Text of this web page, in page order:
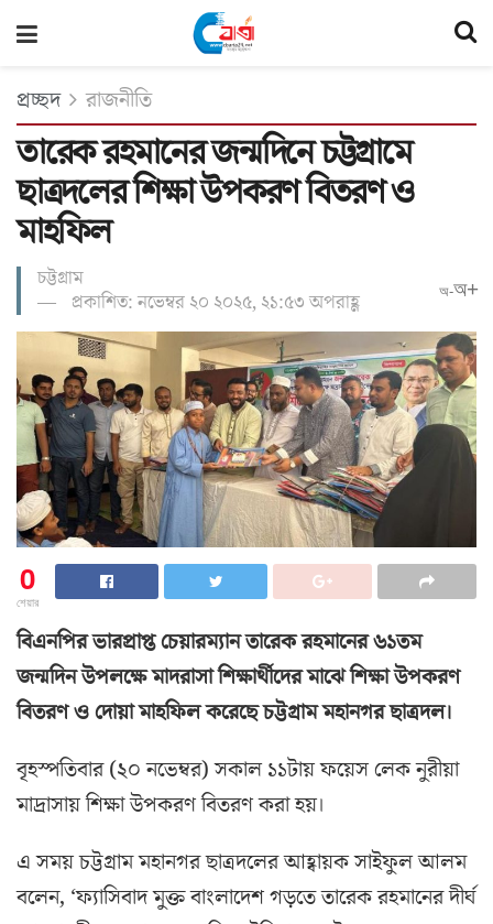
প্রচ্ছদ রাজনীতি
তারেক রহমানের জন্মদিনে চট্টগ্রামে
ছাত্রদলের শিক্ষা উপকরণ বিতরণ ও
মাহফিল
চট্টগ্রাম
প্রকাশিত: নভেম্বর ২০ ২০২৫, ২১:৫৩ অপরাহ্ণ
অ-অ+
0
শেয়ার
বিএনপির ভারপ্রাপ্ত চেয়ারম্যান তারেক রহমানের ৬১তম
জন্মদিন উপলক্ষে মাদরাসা শিক্ষার্থীদের মাঝে শিক্ষা উপকরণ
বিতরণ ও দোয়া মাহফিল করেছে চট্টগ্রাম মহানগর ছাত্রদল।
বৃহস্পতিবার (২০ নভেম্বর) সকাল ১১টায় ফয়েস লেক নুরীয়া
মাদ্রাসায় শিক্ষা উপকরণ বিতরণ করা হয়।
এ সময় চট্টগ্রাম মহানগর ছাত্রদলের আহ্বায়ক সাইফুল আলম
বলেন, ‘ফ্যাসিবাদ মুক্ত বাংলাদেশ গড়তে তারেক রহমানের দীর্ঘ